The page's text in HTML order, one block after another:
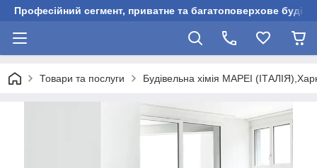
Професійний сегмент, приватне та багатоповерхове
Товари та послуги Будівельна хімія MAPEI